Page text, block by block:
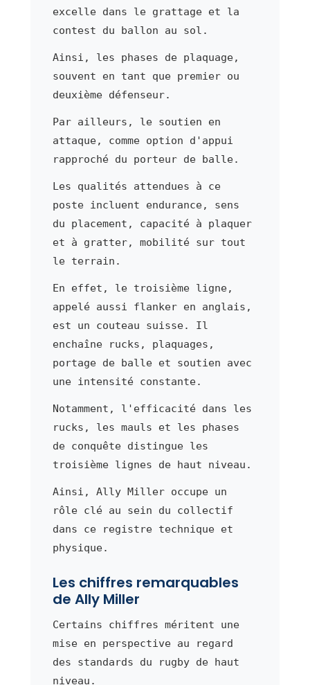
excelle dans le grattage et la
contest du ballon au sol.
Ainsi, les phases de plaquage,
souvent en tant que premier ou
deuxième défenseur.
Par ailleurs, le soutien en
attaque, comme option d'appui
rapproché du porteur de balle.
Les qualités attendues à ce
poste incluent endurance, sens
du placement, capacité à plaquer
et à gratter, mobilité sur tout
le terrain.
En effet, le troisième ligne,
appelé aussi flanker en anglais,
est un couteau suisse. Il
enchaîne rucks, plaquages,
portage de balle et soutien avec
une intensité constante.
Notamment, l'efficacité dans les
rucks, les mauls et les phases
de conquête distingue les
troisième lignes de haut niveau.
Ainsi, Ally Miller occupe un
rôle clé au sein du collectif
dans ce registre technique et
physique.
Les chiffres remarquables
de Ally Miller
Certains chiffres méritent une
mise en perspective au regard
des standards du rugby de haut
niveau.